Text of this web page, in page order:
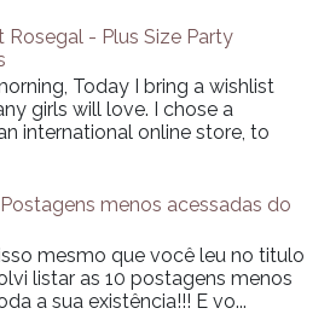
Rosegal - Plus Size Party
Today I bring a wishlist
girls will love. I chose a
international online store, to
menos acessadas do
mesmo que você leu no titulo
listar as 10 postagens menos
a sua existência!!! E vo...